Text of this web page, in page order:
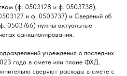
(ф. 0503128 и ф. 0503738),
и ф. 0503737) и Сведений об
0503766) нужны актуальные
санкционирования.
учреждения о последних
года в смете или плане ФХД.
сверяют расходы в смете с